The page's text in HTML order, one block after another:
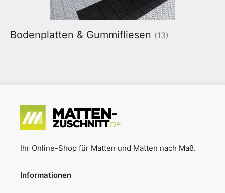
Bodenplatten & Gummifliesen (13)
Ihr Online-Shop für Matten und Matten nach Maß.
Informationen